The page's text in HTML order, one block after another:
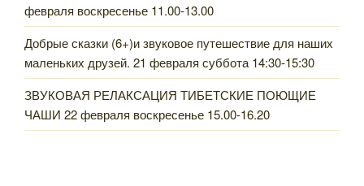
февраля воскресенье 11.00-13.00
Добрые сказки (6+)и звуковое путешествие для наших
маленьких друзей. 21 февраля суббота 14:30-15:30
ЗВУКОВАЯ РЕЛАКСАЦИЯ ТИБЕТСКИЕ ПОЮЩИЕ
ЧАШИ 22 февраля воскресенье 15.00-16.20